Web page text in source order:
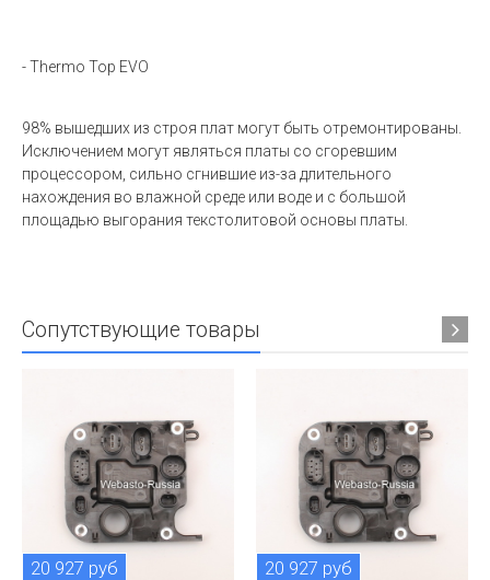
- Thermo Top EVO
98% вышедших из строя плат могут быть отремонтированы.
Исключением могут являться платы со сгоревшим
процессором, сильно сгнившие из-за длительного
нахождения во влажной среде или воде и с большой
площадью выгорания текстолитовой основы платы.
Сопутствующие товары
20 927 руб 20 927 руб